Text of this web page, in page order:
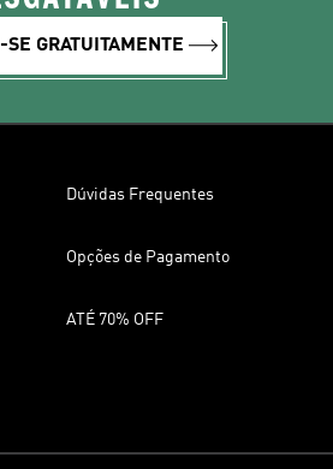
SE GRATUITAMENTE
Dúvidas Frequentes
Opções de Pagamento
ATÉ 70% OFF